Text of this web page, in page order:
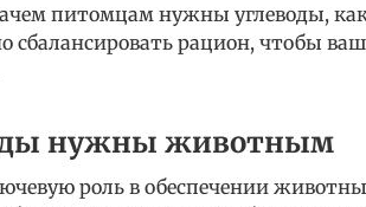
питомцам нужны углеводы,
сбалансировать рацион, чтобы
нужны животным
роль в обеспечении